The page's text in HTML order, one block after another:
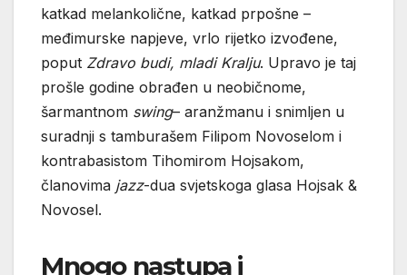
katkad melankolične, katkad prpošne –
međimurske napjeve, vrlo rijetko izvođene,
poput Zdravo budi, mladi Kralju. Upravo je taj
prošle godine obrađen u neobičnome,
šarmantnom swing– aranžmanu i snimljen u
suradnji s tamburašem Filipom Novoselom i
kontrabasistom Tihomirom Hojsakom,
članovima jazz-dua svjetskoga glasa Hojsak &
Novosel.
Mnogo nastupa i